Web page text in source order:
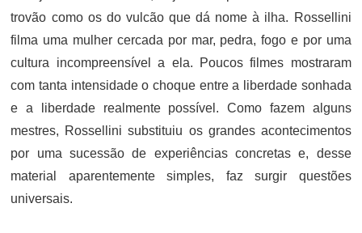
trovão como os do vulcão que dá nome à ilha. Rossellini
filma uma mulher cercada por mar, pedra, fogo e por uma
cultura incompreensível a ela. Poucos filmes mostraram
com tanta intensidade o choque entre a liberdade sonhada
e a liberdade realmente possível. Como fazem alguns
mestres, Rossellini substituiu os grandes acontecimentos
por uma sucessão de experiências concretas e, desse
material aparentemente simples, faz surgir questões
universais.